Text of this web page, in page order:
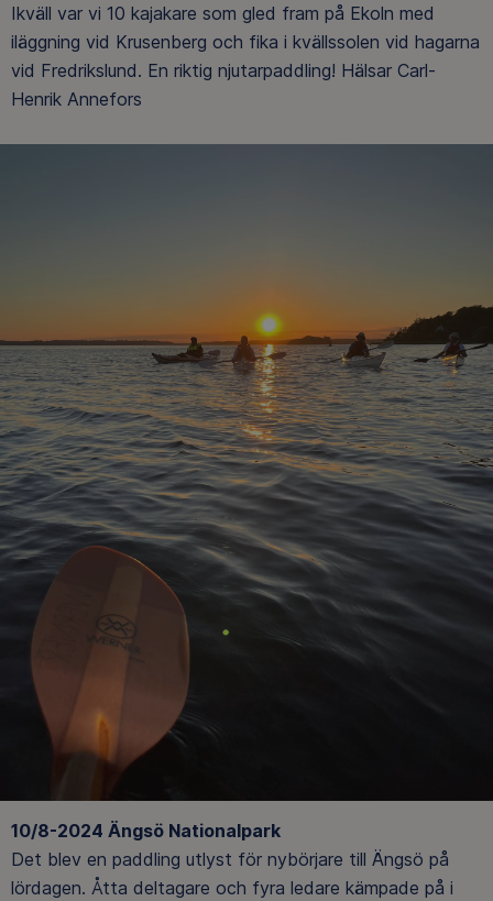
Ikväll var vi 10 kajakare som gled fram på Ekoln med
iläggning vid Krusenberg och fika i kvällssolen vid hagarna
vid Fredrikslund. En riktig njutarpaddling! Hälsar Carl-
Henrik Annefors
10/8-2024 Ängsö Nationalpark
Det blev en paddling utlyst för nybörjare till Ängsö på
lördagen. Åtta deltagare och fyra ledare kämpade på i